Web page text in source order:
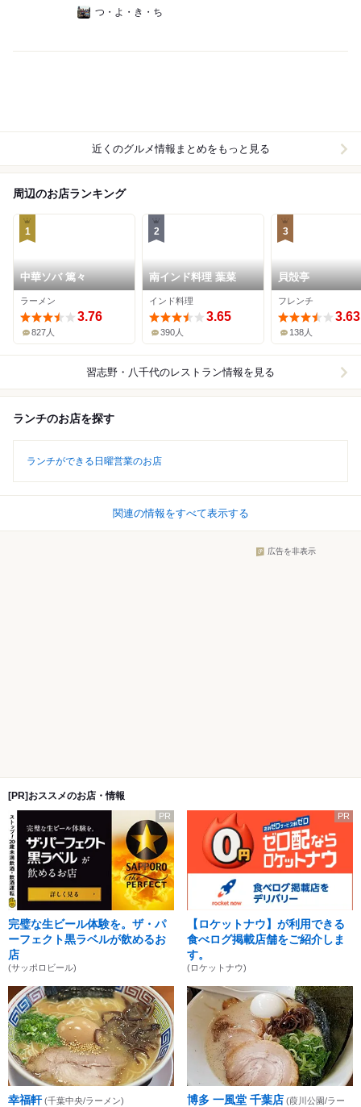
つ・よ・き・ち
近くのグルメ情報まとめをもっと見る
周辺のお店ランキング
1
中華ソバ 篤々
ラーメン
3.76
827人
2
南インド料理 葉菜
インド料理
3.65
390人
3
貝殻亭
フレンチ
3.63
138人
習志野・八千代のレストラン情報を見る
ランチのお店を探す
ランチができる日曜営業のお店
関連の情報をすべて表示する
広告を非表示
[PR]おススメのお店・情報
PR
完璧な生ビール体験を。ザ・パ
ーフェクト黒ラベルが飲めるお
店
(サッポロビール)
PR
【ロケットナウ】が利用できる
食べログ掲載店舗をご紹介しま
す。
(ロケットナウ)
幸福軒 (千葉中央/ラーメン) 博多 一風堂 千葉店 (葭川公園/ラー